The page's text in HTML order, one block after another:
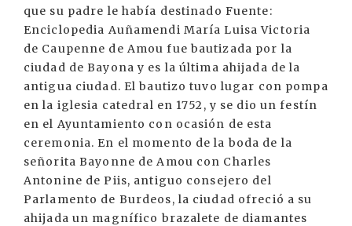
que su padre le había destinado Fuente:
Enciclopedia Auñamendi María Luisa Victoria
de Caupenne de Amou fue bautizada por la
ciudad de Bayona y es la última ahijada de la
antigua ciudad. El bautizo tuvo lugar con pompa
en la iglesia catedral en 1752, y se dio un festín
en el Ayuntamiento con ocasión de esta
ceremonia. En el momento de la boda de la
señorita Bayonne de Amou con Charles
Antonine de Piis, antiguo consejero del
Parlamento de Burdeos, la ciudad ofreció a su
ahijada un magnífico brazalete de diamantes